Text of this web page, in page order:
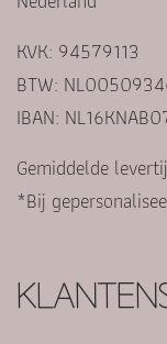
KVK: 94579113
BTW:
IBAN:
Gemiddelde
*Bij